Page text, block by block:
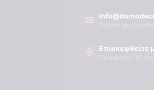
Επισκεφθείτε